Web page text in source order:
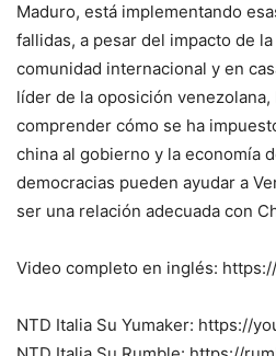
Maduro, está implementando
fallidas, a pesar del impacto de
comunidad internacional y en
líder de la oposición
comprender cómo se ha
china al gobierno y la economía
democracias pueden ayudar a
ser una relación adecuada con
Video completo en inglés:
NTD Italia Su Yumaker: https://